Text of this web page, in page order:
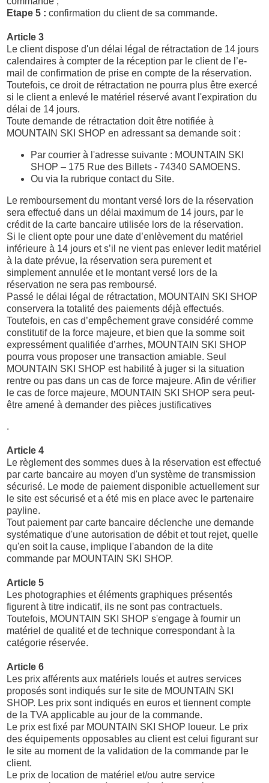
Etape 5 : confirmation du client de sa commande.
Article 3
Le client dispose d'un délai légal de rétractation de 14 jours
calendaires à compter de la réception par le client de l’e-
mail de confirmation de prise en compte de la réservation.
Toutefois, ce droit de rétractation ne pourra plus être exercé
si le client a enlevé le matériel réservé avant l'expiration du
délai de 14 jours.
Toute demande de rétractation doit être notifiée à
MOUNTAIN SKI SHOP en adressant sa demande soit :
Par courrier à l'adresse suivante : MOUNTAIN SKI
SHOP – 175 Rue des Billets - 74340 SAMOENS.
Ou via la rubrique contact du Site.
Le remboursement du montant versé lors de la réservation
sera effectué dans un délai maximum de 14 jours, par le
crédit de la carte bancaire utilisée lors de la réservation.
Si le client opte pour une date d’enlèvement du matériel
inférieure à 14 jours et s’il ne vient pas enlever ledit matériel
à la date prévue, la réservation sera purement et
simplement annulée et le montant versé lors de la
réservation ne sera pas remboursé.
Passé le délai légal de rétractation, MOUNTAIN SKI SHOP
conservera la totalité des paiements déjà effectués.
Toutefois, en cas d’empêchement grave considéré comme
constitutif de la force majeure, et bien que la somme soit
expressément qualifiée d’arrhes, MOUNTAIN SKI SHOP
pourra vous proposer une transaction amiable. Seul
MOUNTAIN SKI SHOP est habilité à juger si la situation
rentre ou pas dans un cas de force majeure. Afin de vérifier
le cas de force majeure, MOUNTAIN SKI SHOP sera peut-
être amené à demander des pièces justificatives
.
Article 4
Le règlement des sommes dues à la réservation est effectué
par carte bancaire au moyen d'un système de transmission
sécurisé. Le mode de paiement disponible actuellement sur
le site est sécurisé et a été mis en place avec le partenaire
payline.
Tout paiement par carte bancaire déclenche une demande
systématique d'une autorisation de débit et tout rejet, quelle
qu'en soit la cause, implique l'abandon de la dite
commande par MOUNTAIN SKI SHOP.
Article 5
Les photographies et éléments graphiques présentés
figurent à titre indicatif, ils ne sont pas contractuels.
Toutefois, MOUNTAIN SKI SHOP s'engage à fournir un
matériel de qualité et de technique correspondant à la
catégorie réservée.
Article 6
Les prix afférents aux matériels loués et autres services
proposés sont indiqués sur le site de MOUNTAIN SKI
SHOP. Les prix sont indiqués en euros et tiennent compte
de la TVA applicable au jour de la commande.
Le prix est fixé par MOUNTAIN SKI SHOP loueur. Le prix
des équipements opposables au client est celui figurant sur
le site au moment de la validation de la commande par le
client.
Le prix de location de matériel et/ou autre service